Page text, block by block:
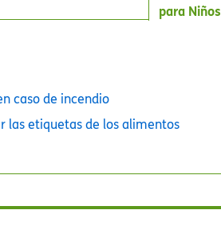
para Niños
caso de incendio
las etiquetas de los alimentos